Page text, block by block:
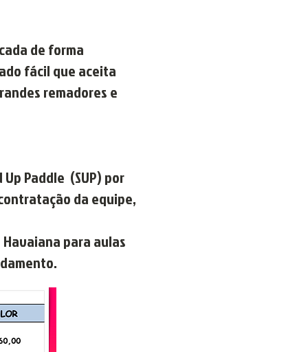
de forma
fácil que aceita
remadores e
Paddle (SUP) por
da equipe,
Havaiana para aulas